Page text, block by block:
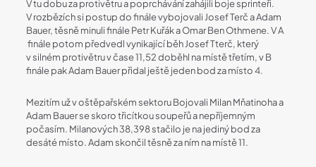
V tu dobu za protivětru a poprchávání zahájili boje sprinteři.
V rozbězích si postup do finále vybojovali Josef Terč a Adam
Bauer, těsně minuli finále Petr Kuřák a Omar Ben Othmene. V A
finále potom předvedl vynikající běh Josef Tterč, který
v silném protivětru v čase 11,52 doběhl na místě třetím, v B
finále pak Adam Bauer přidal ještě jeden bod za místo 4.
Mezitím už v oštěpařském sektoru Bojovali Milan Mňatinoha a
Adam Bauer se skoro třicítkou soupeřů a nepříjemným
počasím. Milanových 38,398 stačilo je na jediný bod za
desáté místo. Adam skončil těsně za ním na místě 11.